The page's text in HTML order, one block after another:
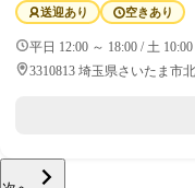
送迎あり 空きあり
平日 12:00 ～ 18:00 / 土
3310813 埼玉県さいたま市